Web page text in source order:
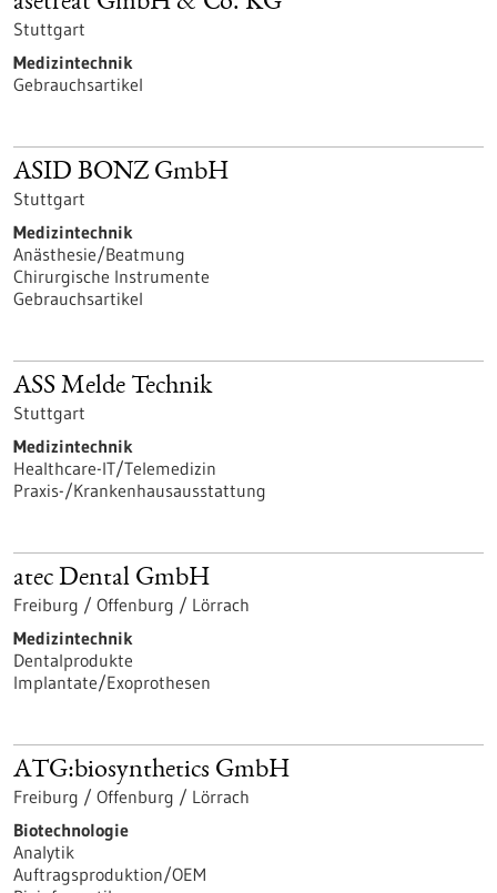
Stuttgart
Medizintechnik
Gebrauchsartikel
ASID BONZ GmbH
Stuttgart
Medizintechnik
Anästhesie/Beatmung
Chirurgische Instrumente
Gebrauchsartikel
ASS Melde Technik
Stuttgart
Medizintechnik
Healthcare-IT/Telemedizin
Praxis-/Krankenhausausstattung
atec Dental GmbH
Freiburg / Offenburg / Lörrach
Medizintechnik
Dentalprodukte
Implantate/Exoprothesen
ATG:biosynthetics GmbH
Freiburg / Offenburg / Lörrach
Biotechnologie
Analytik
Auftragsproduktion/OEM